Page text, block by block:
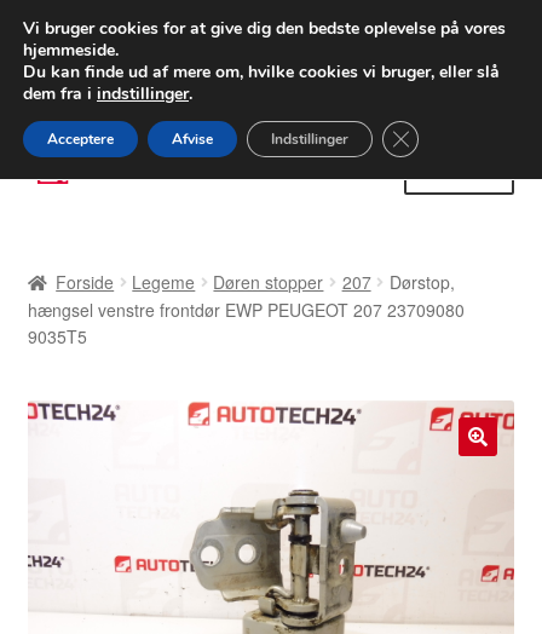
LEVERING fra 55 kr.
FEDEX verdensomspændende forsendelse
80 82 72 02
Spring
til
Spring
til
Betalinger
Klage
Kontakte
Kurv
Forside Legeme Døren stopper 207
Dørstop,
hængsel venstre frontdør EWP PEUGEOT 207 23709080
9035T5
Vi bruger cookies for at give dig den bedste oplevelse på vores
hjemmeside.
Du kan finde ud af mere om, hvilke cookies vi bruger, eller slå
dem fra i indstillinger.
Acceptere Afvise Indstillinger Close GDPR